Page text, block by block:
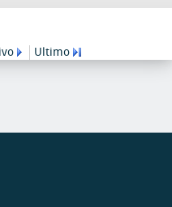
Ultimo